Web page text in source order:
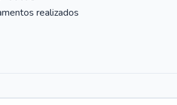
realizados